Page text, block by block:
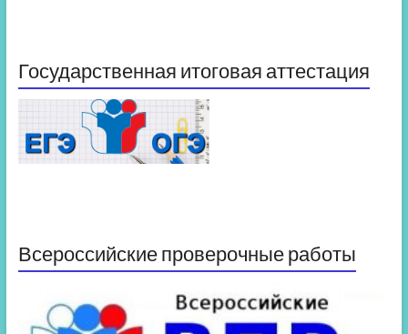
Государственная итоговая аттестация
Всероссийские проверочные работы